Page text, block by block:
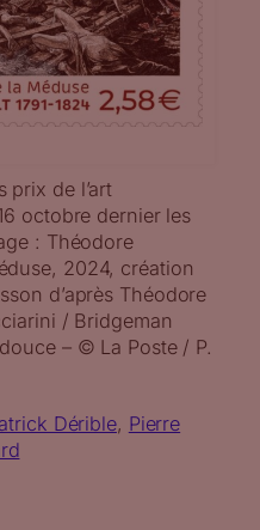
prix de l’art
octobre dernier les
: Théodore
2024, création
d’après Théodore
/ Bridgeman
– © La Poste / P.
Dérible, Pierre